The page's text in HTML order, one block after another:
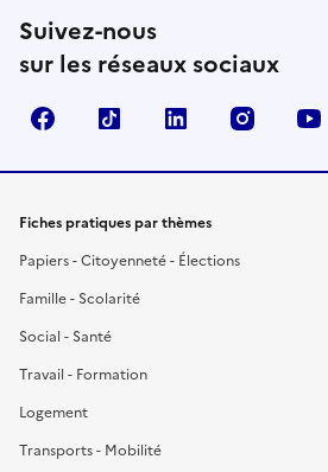
Suivez-nous
sur les réseaux sociaux
FacebookTikTok LinkedIn
Fiches pratiques par thèmes
Papiers - Citoyenneté - Élections
Famille - Scolarité
Social - Santé
Travail - Formation
Logement
Transports - Mobilité